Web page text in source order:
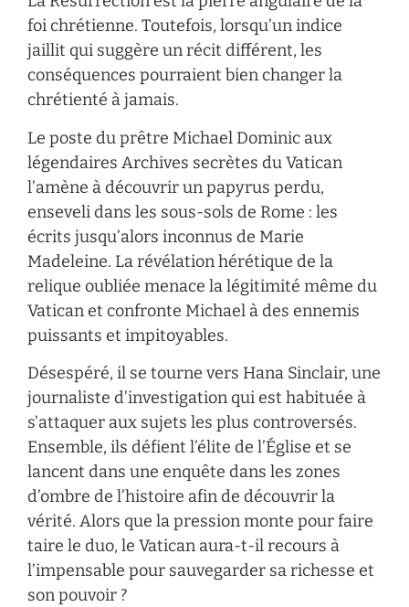
foi chrétienne. Toutefois, lorsqu’un indice
jaillit qui suggère un récit différent, les
conséquences pourraient bien changer la
chrétienté à jamais.
Le poste du prêtre Michael Dominic aux
légendaires Archives secrètes du Vatican
l’amène à découvrir un papyrus perdu,
enseveli dans les sous-sols de Rome : les
écrits jusqu’alors inconnus de Marie
Madeleine. La révélation hérétique de la
relique oubliée menace la légitimité même du
Vatican et confronte Michael à des ennemis
puissants et impitoyables.
Désespéré, il se tourne vers Hana Sinclair, une
journaliste d’investigation qui est habituée à
s’attaquer aux sujets les plus controversés.
Ensemble, ils défient l’élite de l’Église et se
lancent dans une enquête dans les zones
d’ombre de l’histoire afin de découvrir la
vérité. Alors que la pression monte pour faire
taire le duo, le Vatican aura-t-il recours à
l’impensable pour sauvegarder sa richesse et
son pouvoir ?